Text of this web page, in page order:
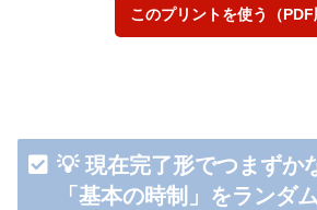
このプリントを使う（PDF
💡 現在完了形でつまずか
「基本の時制」をランダ